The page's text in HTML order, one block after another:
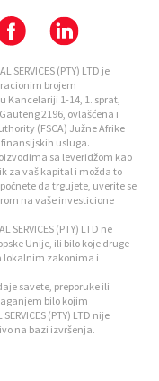
SERVICES (PTY) LTD je
brojem
Kancelariji 1-14, 1. sprat,
2196, ovlašćena i
(FSCA) Južne Afrike
usluga.
sa leveridžom kao
za vaš kapital i možda to
da trgujete, uverite se
na vaše investicione
SERVICES (PTY) LTD ne
Unije, ili bilo koje druge
lokalnim zakonima i
savete, preporuke ili
bilo kojim
(PTY) LTD nije
na bazi izvršenja.